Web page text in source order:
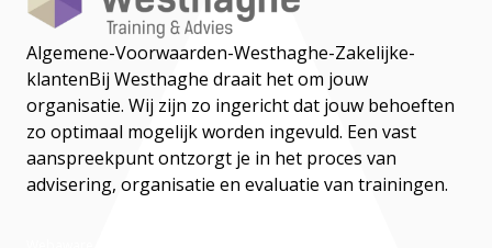
Algemene-Voorwaarden-Westhaghe-Zakelijke-
klantenBij Westhaghe draait het om jouw
organisatie. Wij zijn zo ingericht dat jouw behoeften
zo optimaal mogelijk worden ingevuld. Een vast
aanspreekpunt ontzorgt je in het proces van
advisering, organisatie en evaluatie van trainingen.